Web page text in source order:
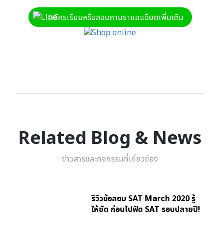
สมัครเรียนหรือสอบถามรายละเอียดเพิ่มเติม
Related Blog & News
ข่าวสารและกิจกรรมที่เกี่ยวข้อง
รีวิวข้อสอบ SAT March 2020 รู้
ให้ชัด ก่อนไปฟัด SAT รอบปลายปี!